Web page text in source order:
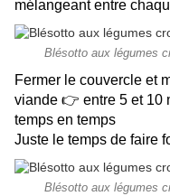
mélangeant entre
Blésotto aux légumes
Fermer le couvercle et
viande 👉 entre 5 et 10
temps en temps
Juste le temps de faire
Blésotto aux légumes